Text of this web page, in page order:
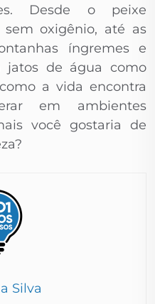
Desde o peixe
oxigênio, até as
íngremes e
jatos de água como
a vida encontra
em ambientes
você gostaria de
Silva